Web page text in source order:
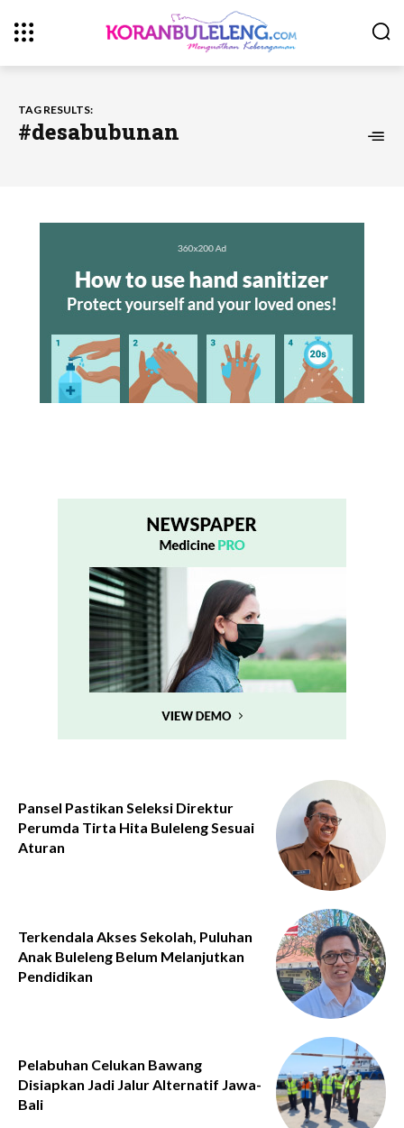
TAG RESULTS:
#desabubunan
Pansel Pastikan Seleksi Direktur
Perumda Tirta Hita Buleleng Sesuai
Aturan
Terkendala Akses Sekolah, Puluhan
Anak Buleleng Belum Melanjutkan
Pendidikan
Pelabuhan Celukan Bawang
Disiapkan Jadi Jalur Alternatif Jawa-
Bali